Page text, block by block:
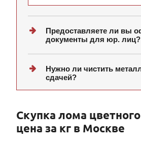
Предоставляете ли вы
документы для юр. лиц?
Нужно ли чистить
сдачей?
Скупка лома
цена за кг в Москве